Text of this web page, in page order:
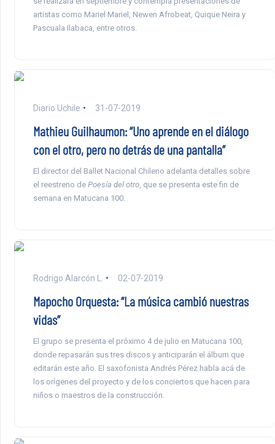
artistas como Mariel Mariel, Newen Afrobeat, Quique Neira y
Pascuala Ilabaca, entre otros.
Diario Uchile 31-07-2019
Mathieu Guilhaumon: “Uno aprende en el diálogo
con el otro, pero no detrás de una pantalla”
El director del Ballet Nacional Chileno adelanta detalles sobre
el reestreno de Poesía del otro, que se presenta este fin de
semana en Matucana 100.
Rodrigo Alarcón L. 02-07-2019
Mapocho Orquesta: “La música cambió nuestras
vidas”
El grupo se presenta el próximo 4 de julio en Matucana 100,
donde repasarán sus tres discos y anticiparán el álbum que
editarán este año. El saxofonista Andrés Pérez habla acá de
los orígenes del proyecto y de los conciertos que hacen para
niños o maestros de la construcción.